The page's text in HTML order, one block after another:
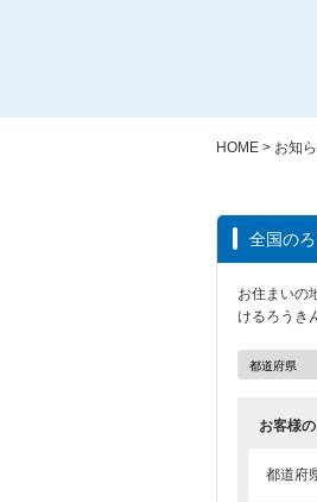
HOME > お知
全国の
お住まいの
けるろうき
お客様
都道府